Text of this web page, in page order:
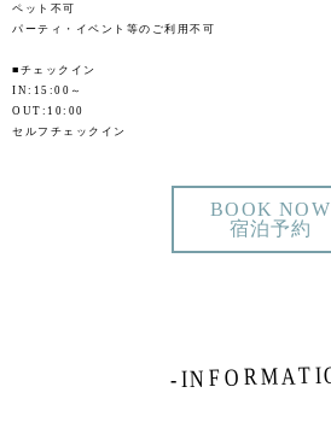
ペット不可
パーティ・イベント等のご利用不可
■チェックイン
IN:15:00～
OUT:10:00
セルフチェックイン
BOOK NOW
宿泊予約